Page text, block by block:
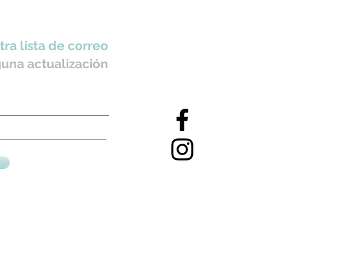
lista de correo
actualización